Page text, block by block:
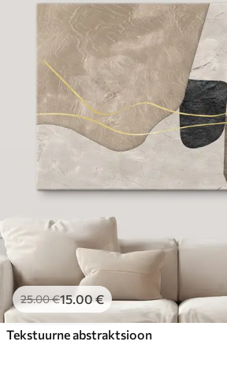
25.00€15.00€
Tekstuurne abstraktsioon